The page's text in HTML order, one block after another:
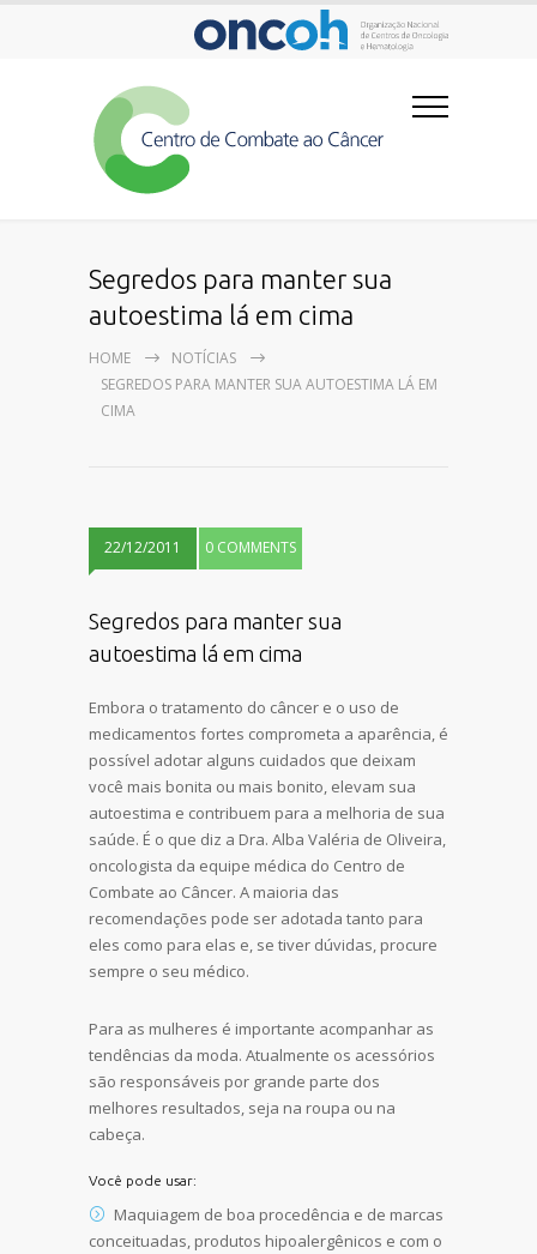
Segredos para manter sua
autoestima lá em cima
HOME
NOTÍCIAS
SEGREDOS PARA MANTER SUA AUTOESTIMA LÁ EM
CIMA
22/12/2011 0 COMMENTS
Segredos para manter sua
autoestima lá em cima
Embora o tratamento do câncer e o uso de
medicamentos fortes comprometa a aparência, é
possível adotar alguns cuidados que deixam
você mais bonita ou mais bonito, elevam sua
autoestima e contribuem para a melhoria de sua
saúde. É o que diz a Dra. Alba Valéria de Oliveira,
oncologista da equipe médica do Centro de
Combate ao Câncer. A maioria das
recomendações pode ser adotada tanto para
eles como para elas e, se tiver dúvidas, procure
sempre o seu médico.
Para as mulheres é importante acompanhar as
tendências da moda. Atualmente os acessórios
são responsáveis por grande parte dos
melhores resultados, seja na roupa ou na
cabeça.
Você pode usar:
Maquiagem de boa procedência e de marcas
conceituadas, produtos hipoalergênicos e com o